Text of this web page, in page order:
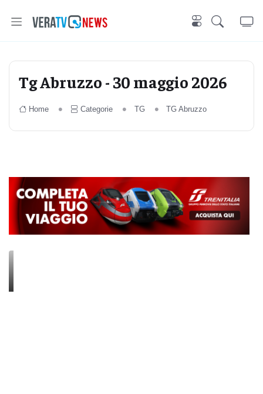
Tg Abruzzo - 30 maggio 2026
Home Categorie TG TG Abruzzo